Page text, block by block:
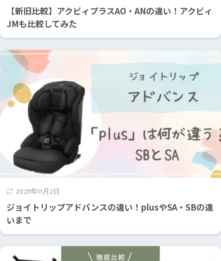
【新旧比較】アクビィプラスAO・ANの違い！アクビィ
JMも比較してみた
2023年11月2日
ジョイトリップアドバンスの違い！plusやSA・SBの違
いまで